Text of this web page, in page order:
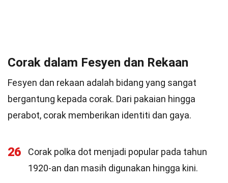
Corak dalam Fesyen dan Rekaan
Fesyen dan rekaan adalah bidang yang sangat
bergantung kepada corak. Dari pakaian hingga
perabot, corak memberikan identiti dan gaya.
26
Corak polka dot menjadi popular pada tahun
1920-an dan masih digunakan hingga kini.